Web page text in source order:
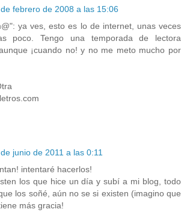
febrero de 2008 a las 15:06
ya ves, esto es lo de internet, unas veces
poco. Tengo una temporada de lectora
¡cuando no! y no me meto mucho por
junio de 2011 a las 0:11
intentaré hacerlos!
los que hice un día y subí a mi blog, todo
los soñé, aún no se si existen (imagino que
más gracia!